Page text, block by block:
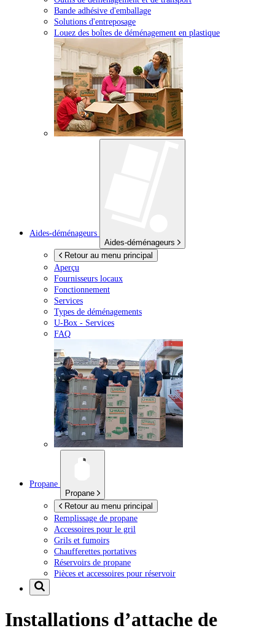
Bande adhésive d'emballage
Solutions d'entreposage
Louez des boîtes de déménagement en plastique
Aides-déménageurs
Aides-déménageurs
Retour au menu principal
Aperçu
Fournisseurs locaux
Fonctionnement
Services
Types de déménagements
U-Box - Services
FAQ
Propane
Propane
Retour au menu principal
Remplissage de propane
Accessoires pour le gril
Grils et fumoirs
Chaufferettes portatives
Réservoirs de propane
Pièces et accessoires pour réservoir
Installations d’attache de